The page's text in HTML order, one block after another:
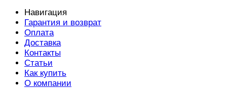
Навигация
Гарантия и возврат
Оплата
Доставка
Контакты
Статьи
Как купить
О компании